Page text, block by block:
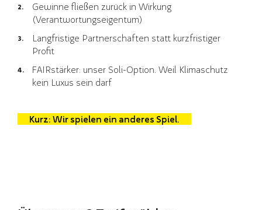
Gewinne fließen zurück in Wirkung
(Verantwortungseigentum)
Langfristige Partnerschaften statt kurzfristiger
Profit
FAIRstärker: unser Soli-Option. Weil Klimaschutz
kein Luxus sein darf
Kurz: Wir spielen ein anderes Spiel.